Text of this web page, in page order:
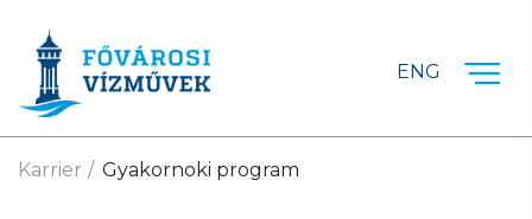
ENG
Karrier Gyakornoki program